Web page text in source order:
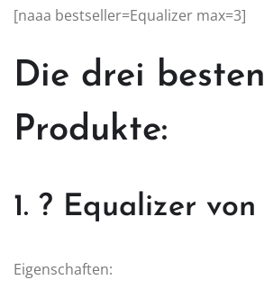
[naaa bestseller=Equalizer max=3]
Die drei besten
Produkte:
1. ? Equalizer von
Eigenschaften: